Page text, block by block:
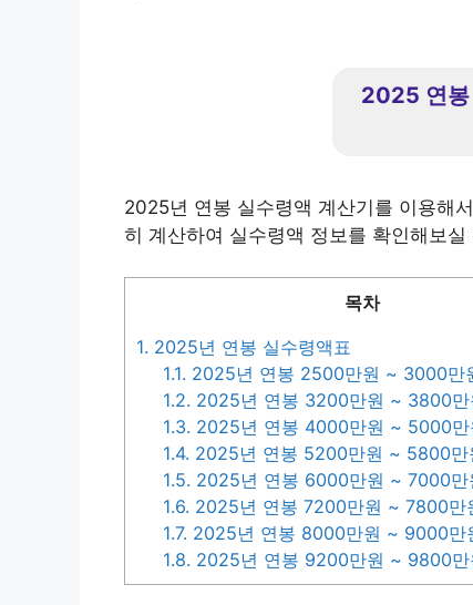
2025 연봉
2025년 연봉 실수령액 계산기를 이용해
히 계산하여 실수령액 정보를 확인해보실
목차
1. 2025년 연봉 실수령액표
1.1. 2025년 연봉 2500만원 ~ 3000만
1.2. 2025년 연봉 3200만원 ~ 3800만
1.3. 2025년 연봉 4000만원 ~ 5000만
1.4. 2025년 연봉 5200만원 ~ 5800만
1.5. 2025년 연봉 6000만원 ~ 7000만
1.6. 2025년 연봉 7200만원 ~ 7800만
1.7. 2025년 연봉 8000만원 ~ 9000만
1.8. 2025년 연봉 9200만원 ~ 9800만